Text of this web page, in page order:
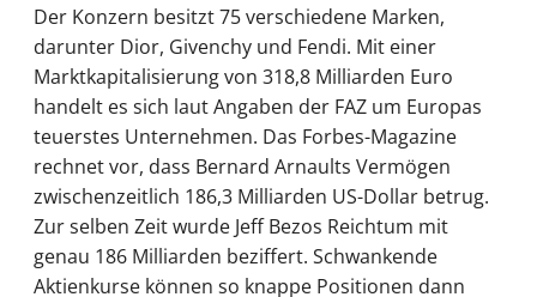
Der Konzern besitzt 75 verschiedene Marken,
darunter Dior, Givenchy und Fendi. Mit einer
Marktkapitalisierung von 318,8 Milliarden Euro
handelt es sich laut Angaben der FAZ um Europas
teuerstes Unternehmen. Das Forbes-Magazine
rechnet vor, dass Bernard Arnaults Vermögen
zwischenzeitlich 186,3 Milliarden US-Dollar betrug.
Zur selben Zeit wurde Jeff Bezos Reichtum mit
genau 186 Milliarden beziffert. Schwankende
Aktienkurse können so knappe Positionen dann